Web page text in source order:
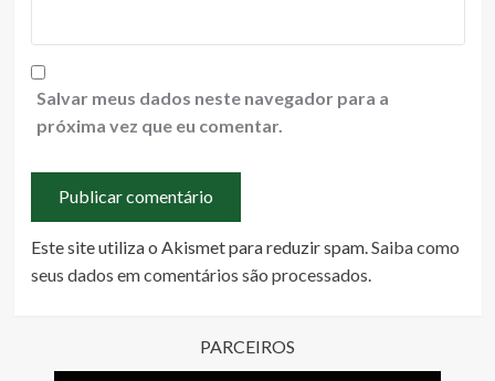
Salvar meus dados neste navegador para a
próxima vez que eu comentar.
Este site utiliza o Akismet para reduzir spam.Saiba como
seus dados em comentários são processados.
PARCEIROS